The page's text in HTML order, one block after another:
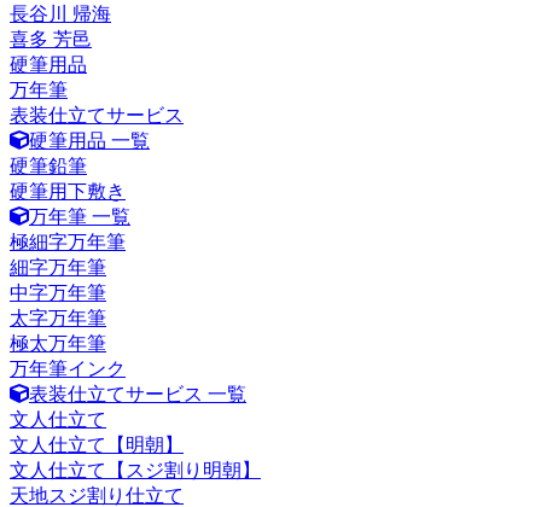
長谷川 帰海
喜多 芳邑
硬筆用品
万年筆
表装仕立てサービス
硬筆用品 一覧
硬筆鉛筆
硬筆用下敷き
万年筆 一覧
極細字万年筆
細字万年筆
中字万年筆
太字万年筆
極太万年筆
万年筆インク
表装仕立てサービス 一覧
文人仕立て
文人仕立て【明朝】
文人仕立て【スジ割り明朝】
天地スジ割り仕立て